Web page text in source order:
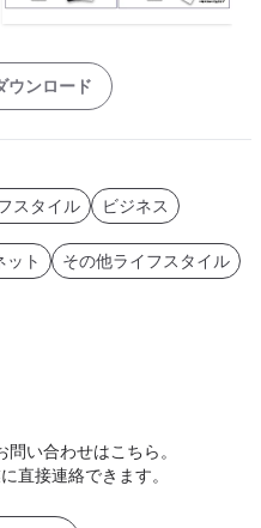
ウンロード
スタイル ビジネス
ット
その他ライフスタイル
い合わせはこちら。
直接連絡できます。